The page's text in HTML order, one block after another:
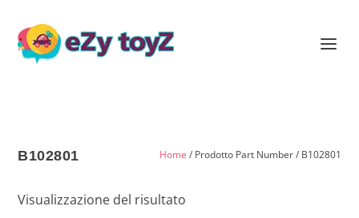
B102801 Home / Prodotto Part Number / B102801
Visualizzazione del risultato